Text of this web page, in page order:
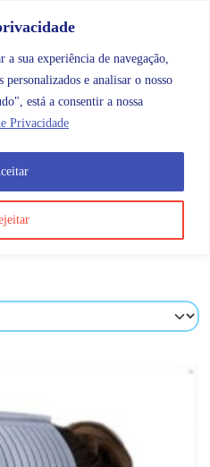
sua experiência de navegação,
personalizados e analisar o nosso
está a consentir a nossa
Privacidade